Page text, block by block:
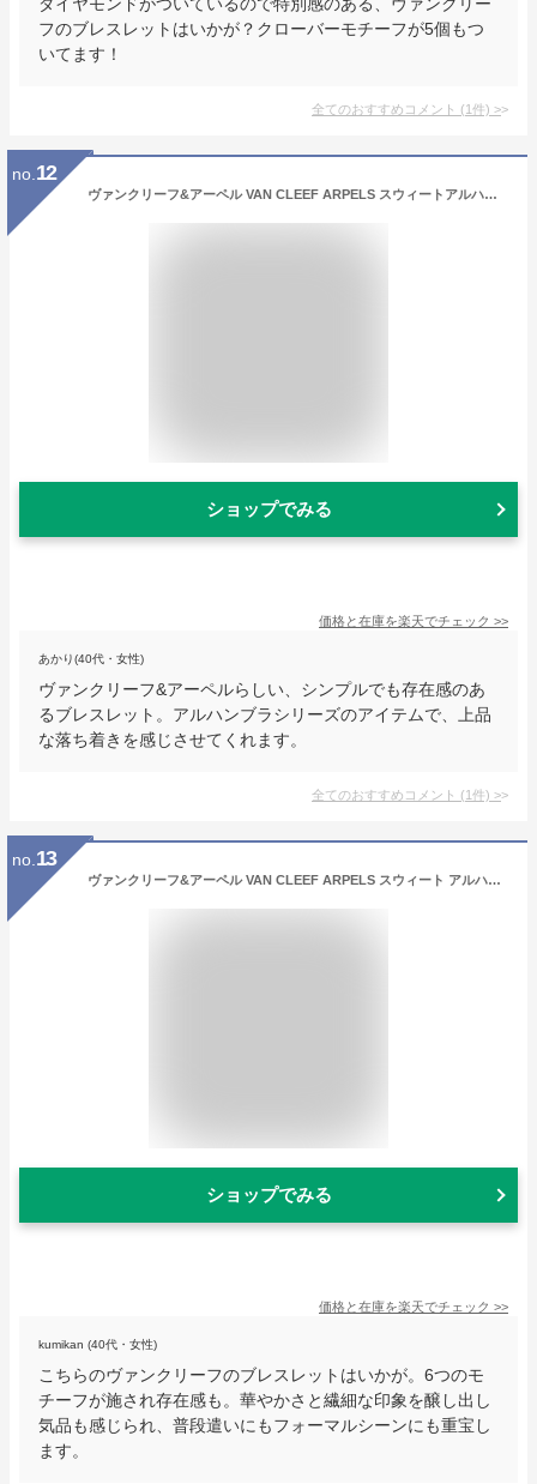
フのブレスレットはいかが？クローバーモチーフが5個もつ
いてます！
全てのおすすめコメント (1件) >
no. 12
ヴァンクリーフ&アーペル VAN CLEEF ARPELS スウィートアルハンブラ ブレスレット VCARO85600 新品 ジュエリー ブランドジュエリー
ショップでみる
価格と在庫を楽天でチェック >>
あかり(40代・女性)
ヴァンクリーフ&アーペルらしい、シンプルでも存在感のあ
るブレスレット。アルハンブラシリーズのアイテムで、上品
な落ち着きを感じさせてくれます。
全てのおすすめコメント (1件) >
no. 13
ヴァンクリーフ&アーペル VAN CLEEF ARPELS スウィート アルハンブラ ブレスレット 6モチーフ VCARO85700 新品 ジュエリー ブランドジュエリー
ショップでみる
価格と在庫を楽天でチェック >>
kumikan (40代・女性)
こちらのヴァンクリーフのブレスレットはいかが。6つのモ
チーフが施され存在感も。華やかさと繊細な印象を醸し出し
気品も感じられ、普段遣いにもフォーマルシーンにも重宝し
ます。